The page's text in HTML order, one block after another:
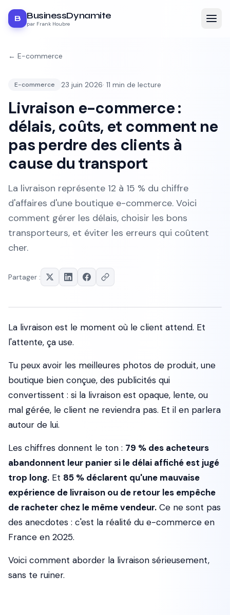
B BusinessDynamite
par Frank Houbre
← E-commerce
E-commerce 23 juin 2026· 11 min de lecture
Livraison e-commerce :
délais, coûts, et comment ne
pas perdre des clients à
cause du transport
La livraison représente 12 à 15 % du chiffre
d'affaires d'une boutique e-commerce. Voici
comment gérer les délais, choisir les bons
transporteurs, et éviter les erreurs qui coûtent
cher.
Partager :
La livraison est le moment où le client attend. Et
l'attente, ça use.
Tu peux avoir les meilleures photos de produit, une
boutique bien conçue, des publicités qui
convertissent : si la livraison est opaque, lente, ou
mal gérée, le client ne reviendra pas. Et il en parlera
autour de lui.
Les chiffres donnent le ton : 79 % des acheteurs
abandonnent leur panier si le délai affiché est jugé
trop long. Et 85 % déclarent qu'une mauvaise
expérience de livraison ou de retour les empêche
de racheter chez le même vendeur. Ce ne sont pas
des anecdotes : c'est la réalité du e-commerce en
France en 2025.
Voici comment aborder la livraison sérieusement,
sans te ruiner.